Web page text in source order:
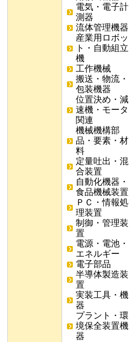
電気・電子計
測器
流体管理機器
産業用ロボッ
ト・自動組立
機
工作機械
搬送・物流・
包装機器
位置決め・減
速機・モータ
関連
機械機構部
品・要素・材
料
定量吐出・混
合装置
自動化機器・
食品機械装置
ＰＣ・情報処
理装置
制御・管理装
置
電源・電池・
エネルギー
電子部品
半導体製造装
置
実装工具・機
器
プラント・環
境保全装置機
器